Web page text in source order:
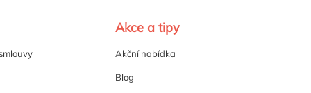
Akce a tipy
Akční nabídka
Blog